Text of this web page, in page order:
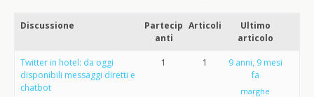
Discussione
Partecip
anti
Articoli
Ultimo
articolo
Twitter in hotel: da oggi
disponibili messaggi diretti e
chatbot
1 1
9 anni, 9 mesi
fa
marghe